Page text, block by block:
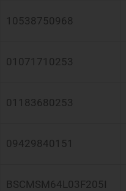
10538750968
01071710253
01183680253
09429840151
BSCMSM64L03F205I